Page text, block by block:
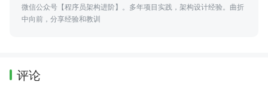
微信公众号【程序员架构进阶】。多年项目实践，架构设计经验。曲折
中向前，分享经验和教训
评论